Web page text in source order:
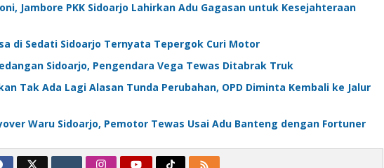
Jambore PKK Sidoarjo Lahirkan Adu Gagasan untuk Kesejahteraan
di Sedati Sidoarjo Ternyata Tepergok Curi Motor
Sidoarjo, Pengendara Vega Tewas Ditabrak Truk
Tak Ada Lagi Alasan Tunda Perubahan, OPD Diminta Kembali ke Jalur
Waru Sidoarjo, Pemotor Tewas Usai Adu Banteng dengan Fortuner